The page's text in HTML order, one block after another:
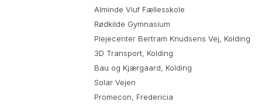
Alminde Viuf Fællesskole
Rødkilde Gymnasium
Plejecenter Bertram Knudsens Vej, Kolding
3D Transport, Kolding
Bau og Kjærgaard, Kolding
Solar Vejen
Promecon, Fredericia